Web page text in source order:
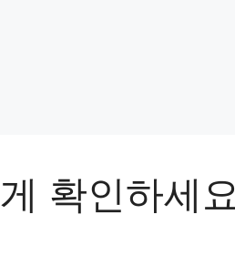
확인하세요